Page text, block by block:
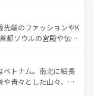
。
、サーフィンやダイ
ア好きにはたまらな
存分に味わいつくそ
部など、都市の喧騒
れる人に新しい発見と
い台湾の食文化も魅
ラエティ豊かな料理
は コンテンツ一覧を参
先端のファッションやK
都ソウルの宮殿や伝統
然美を楽しむことが
品のストリートフード
いる。夜には、韓国な
ベトナム。南北に細長
や青々とした山々、世